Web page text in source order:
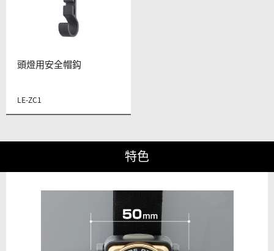
頭燈用安全帽鈎
LE-ZC1
特色